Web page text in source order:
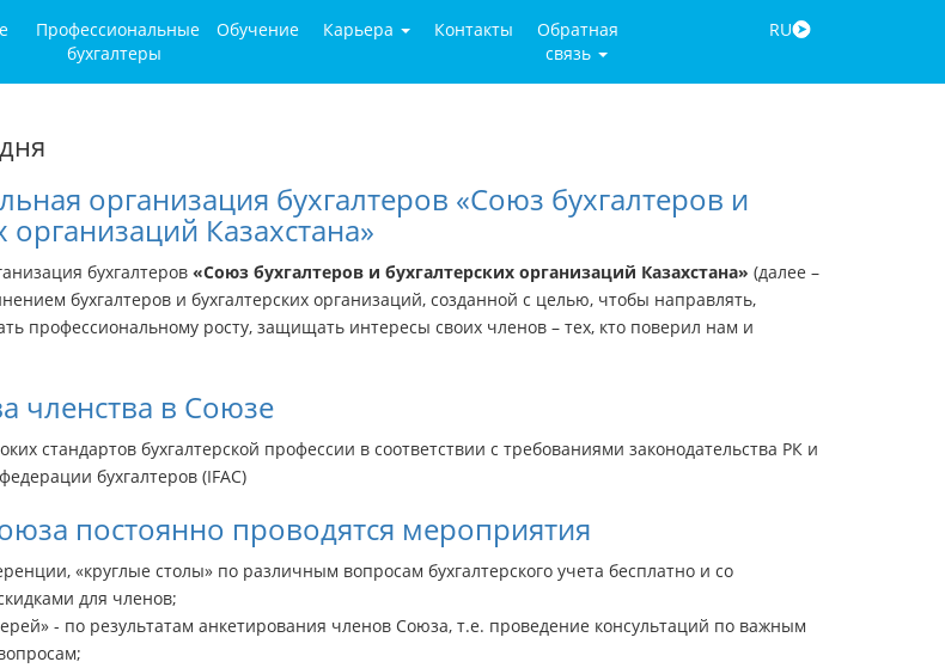
Профессиональные
бухгалтеры
Обучение Карьера Контакты
Обратная
связь
RU
организация бухгалтеров «Союз бухгалтеров и
организаций Казахстана»
бухгалтеров «Союз бухгалтеров и бухгалтерских организаций Казахстана» (далее –
бухгалтеров и бухгалтерских организаций, созданной с целью, чтобы направлять,
профессиональному росту, защищать интересы своих членов – тех, кто поверил нам и
членства в Союзе
стандартов бухгалтерской профессии в соответствии с требованиями законодательства РК и
бухгалтеров (IFAC)
постоянно проводятся мероприятия
«круглые столы» по различным вопросам бухгалтерского учета бесплатно и со
для членов;
- по результатам анкетирования членов Союза, т.е. проведение консультаций по важным